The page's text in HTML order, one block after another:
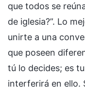
que todos se
de iglesia?”. Lo
unirte a una
que poseen
tú lo decides; es
interferirá en ello.